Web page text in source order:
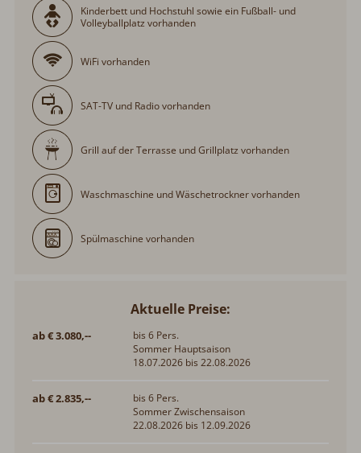
Kinderbett und Hochstuhl sowie ein Fußball- und
Volleyballplatz vorhanden
WiFi vorhanden
SAT-TV und Radio vorhanden
Grill auf der Terrasse und Grillplatz vorhanden
Waschmaschine und Wäschetrockner vorhanden
Spülmaschine vorhanden
Aktuelle Preise:
ab € 3.080,--
bis 6 Pers.
Sommer Hauptsaison
18.07.2026 bis 22.08.2026
ab € 2.835,--
bis 6 Pers.
Sommer Zwischensaison
22.08.2026 bis 12.09.2026